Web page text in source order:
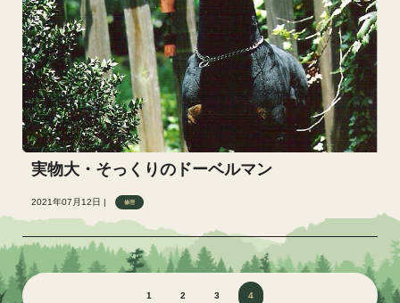
実物大・そっくりのドーベルマン
2021年07月12日 | 修理
1 2 3 4